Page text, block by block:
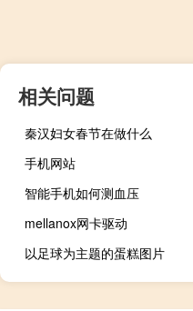
相关问题
秦汉妇女春节在做什么
手机网站
智能手机如何测血压
mellanox网卡驱动
以足球为主题的蛋糕图片